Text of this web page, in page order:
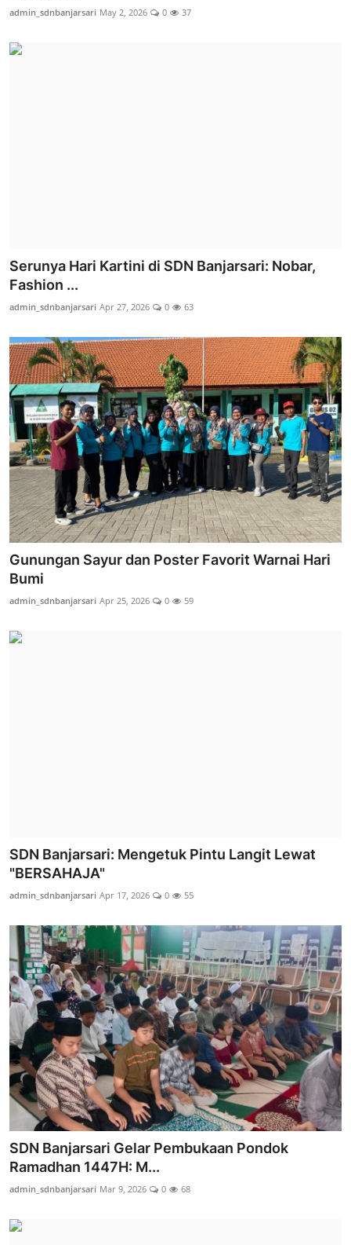
admin_sdnbanjarsari May 2, 2026 0 37
Serunya Hari Kartini di SDN Banjarsari: Nobar,
Fashion ...
admin_sdnbanjarsari Apr 27, 2026 0 63
Gunungan Sayur dan Poster Favorit Warnai Hari
Bumi
admin_sdnbanjarsari Apr 25, 2026 0 59
SDN Banjarsari: Mengetuk Pintu Langit Lewat
"BERSAHAJA"
admin_sdnbanjarsari Apr 17, 2026 0 55
SDN Banjarsari Gelar Pembukaan Pondok
Ramadhan 1447H: M...
admin_sdnbanjarsari Mar 9, 2026 0 68